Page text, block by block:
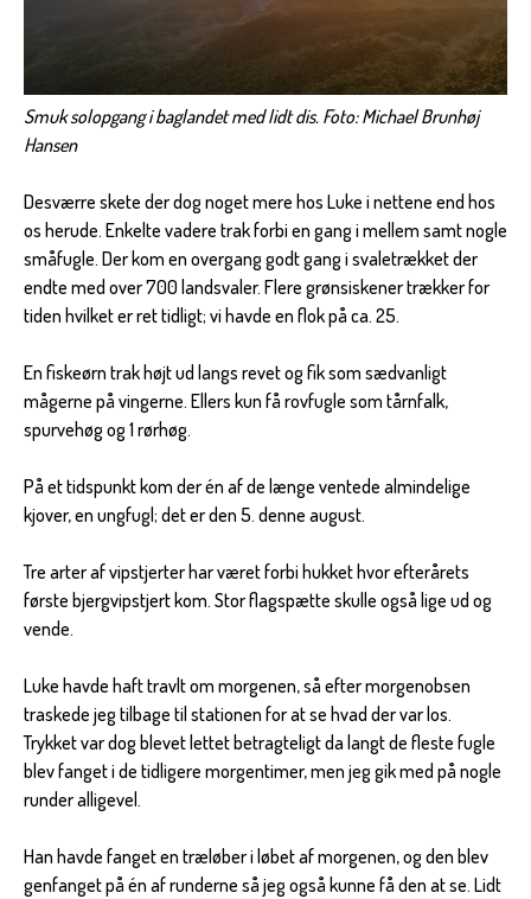
Smuk solopgang i baglandet med lidt dis. Foto: Michael Brunhøj
Hansen
Desværre skete der dog noget mere hos Luke i nettene end hos
os herude. Enkelte vadere trak forbi en gang i mellem samt nogle
småfugle. Der kom en overgang godt gang i svaletrækket der
endte med over 700 landsvaler. Flere grønsiskener trækker for
tiden hvilket er ret tidligt; vi havde en flok på ca. 25.
En fiskeørn trak højt ud langs revet og fik som sædvanligt
mågerne på vingerne. Ellers kun få rovfugle som tårnfalk,
spurvehøg og 1 rørhøg.
På et tidspunkt kom der én af de længe ventede almindelige
kjover, en ungfugl; det er den 5. denne august.
Tre arter af vipstjerter har været forbi hukket hvor efterårets
første bjergvipstjert kom. Stor flagspætte skulle også lige ud og
vende.
Luke havde haft travlt om morgenen, så efter morgenobsen
traskede jeg tilbage til stationen for at se hvad der var los.
Trykket var dog blevet lettet betragteligt da langt de fleste fugle
blev fanget i de tidligere morgentimer, men jeg gik med på nogle
runder alligevel.
Han havde fanget en træløber i løbet af morgenen, og den blev
genfanget på én af runderne så jeg også kunne få den at se. Lidt